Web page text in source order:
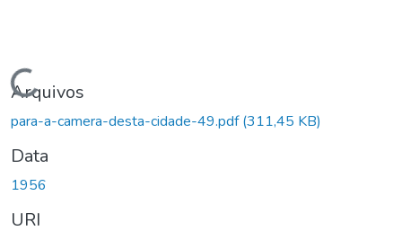
Carregando...
Arquivos
para-a-camera-desta-cidade-49.pdf(311,45 KB)
Data
1956
URI